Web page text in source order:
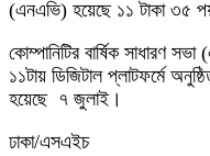
(এনএভি) হয়েছে ১১ টাকা ৩৫
কোম্পানিটির বার্ষিক সাধারণ
১১টায় ডিজিটাল প্লাটফর্মে
হয়েছে ৭ জুলাই।
ঢাকা/এসএইচ